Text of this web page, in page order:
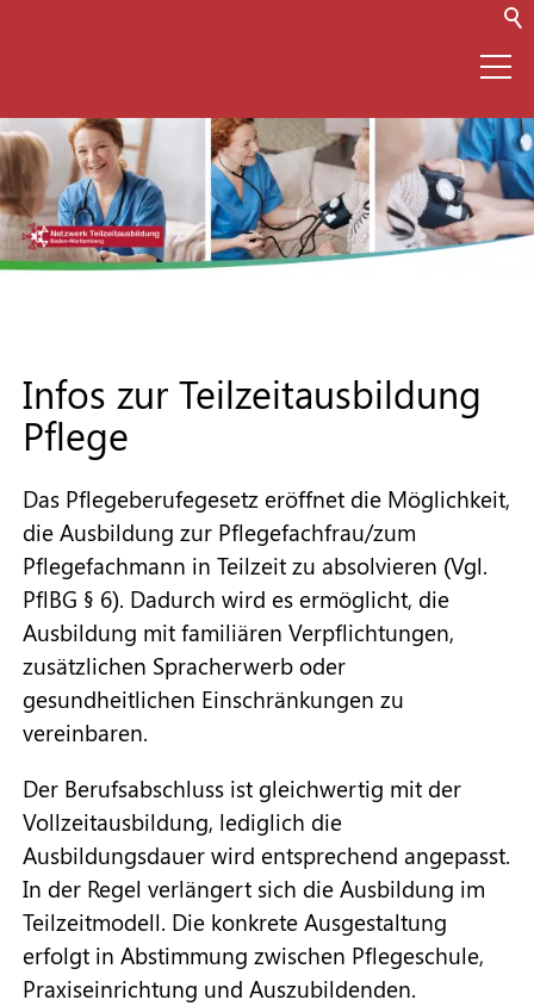
⌂
Netzwerk
Infos zur TZA
Für Unternehmen
Pflege TZA
ESF-Förderprogramm
Downloads & Termine
Infos zur Teilzeitausbildung
Pflege
Das Pflegeberufegesetz eröffnet die Möglichkeit,
die Ausbildung zur Pflegefachfrau/zum
Pflegefachmann in Teilzeit zu absolvieren (Vgl.
PflBG § 6). Dadurch wird es ermöglicht, die
Ausbildung mit familiären Verpflichtungen,
zusätzlichen Spracherwerb oder
gesundheitlichen Einschränkungen zu
vereinbaren.
Der Berufsabschluss ist gleichwertig mit der
Vollzeitausbildung, lediglich die
Ausbildungsdauer wird entsprechend angepasst.
In der Regel verlängert sich die Ausbildung im
Teilzeitmodell. Die konkrete Ausgestaltung
erfolgt in Abstimmung zwischen Pflegeschule,
Praxiseinrichtung und Auszubildenden.